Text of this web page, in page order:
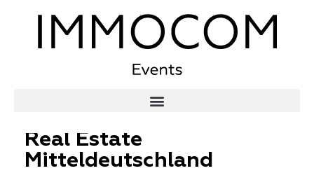
Real Estate
Mitteldeutschland